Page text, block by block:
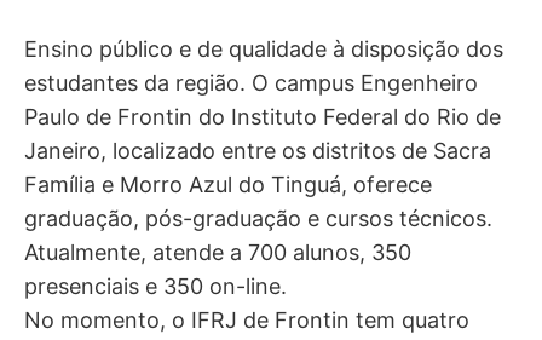
Ensino público e de qualidade à disposição dos
estudantes da região. O campus Engenheiro
Paulo de Frontin do Instituto Federal do Rio de
Janeiro, localizado entre os distritos de Sacra
Família e Morro Azul do Tinguá, oferece
graduação, pós-graduação e cursos técnicos.
Atualmente, atende a 700 alunos, 350
presenciais e 350 on-line.
No momento, o IFRJ de Frontin tem quatro